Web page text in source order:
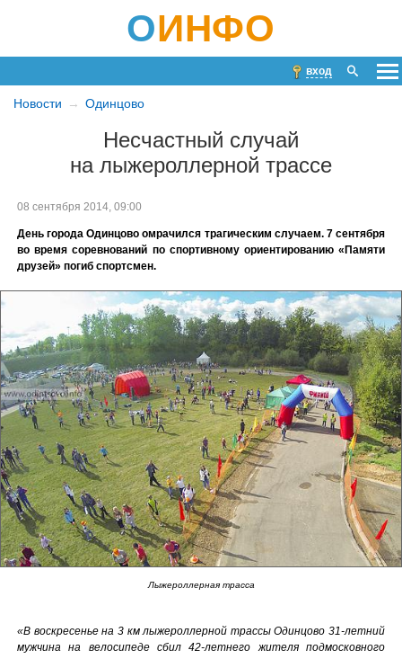
ОИНФО
вход
Новости Одинцово
Несчастный случай
на лыжероллерной трассе
08 сентября 2014, 09:00
День города Одинцово омрачился трагическим случаем. 7 сентября
во время соревнований по спортивному ориентированию «Памяти
друзей» погиб спортсмен.
Лыжероллерная трасса
«В воскресенье на 3 км лыжероллерной трассы Одинцово 31-летний
мужчина на велосипеде сбил 42-летнего жителя подмосковного